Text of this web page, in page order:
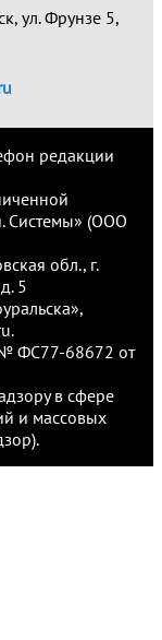
ул. Фрунзе 5,
редакции
Системы» (ООО
обл., г.
5
№ ФС77-68672 от
в сфере
и массовых